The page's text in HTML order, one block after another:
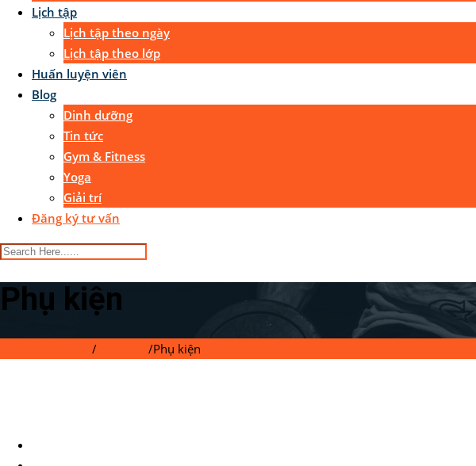
Lịch tập
Lịch tập theo ngày
Lịch tập theo lớp
Huấn luyện viên
Blog
Dinh dưỡng
Tin tức
Gym & Fitness
Yoga
Giải trí
Đăng ký tư vấn
Phụ kiện
/ /Phụ kiện